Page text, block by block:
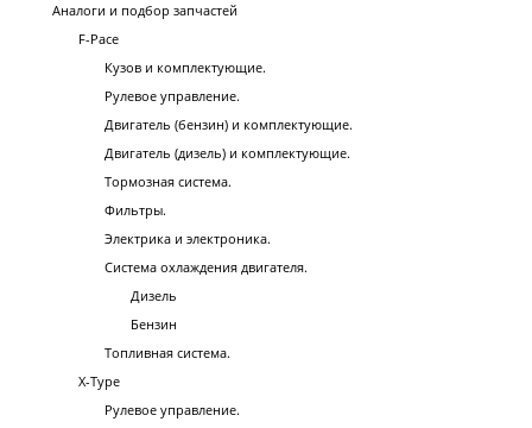
Аналоги и подбор запчастей
F-Pace
Кузов и комплектующие.
Рулевое управление.
Двигатель (бензин) и комплектующие.
Двигатель (дизель) и комплектующие.
Тормозная система.
Фильтры.
Электрика и электроника.
Система охлаждения двигателя.
Дизель
Бензин
Топливная система.
X-Type
Рулевое управление.